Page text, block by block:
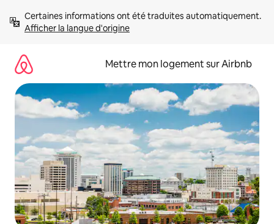
directement
Afficher la langue d'origine
Mettre mon logement sur Airbnb